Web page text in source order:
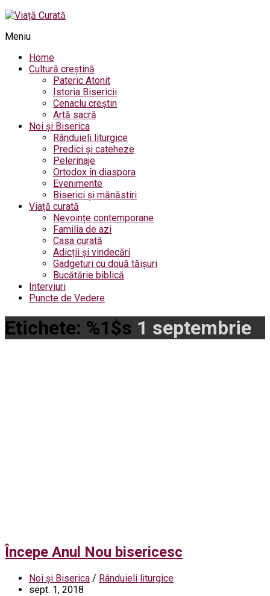
Meniu
Home
Cultură creștină
Pateric Atonit
Istoria Bisericii
Cenaclu creștin
Artă sacră
Noi și Biserica
Rânduieli liturgice
Predici și cateheze
Pelerinaje
Ortodox în diaspora
Evenimente
Biserici și mănăstiri
Viață curată
Nevoințe contemporane
Familia de azi
Casa curată
Adicții și vindecări
Gadgeturi cu două tăișuri
Bucătărie biblică
Interviuri
Puncte de Vedere
Etichete: %1$s 1 septembrie
Începe Anul Nou bisericesc
Noi și Biserica / Rânduieli liturgice
sept. 1, 2018